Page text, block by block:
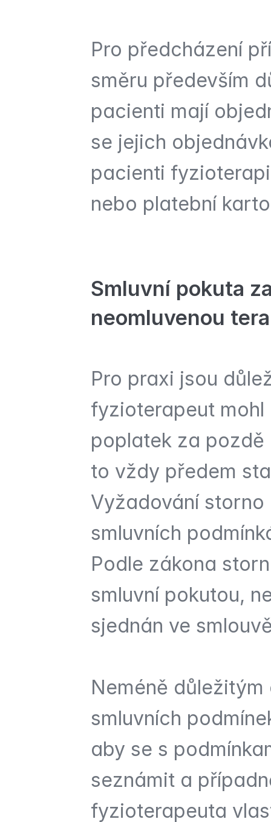
Pro předcházení
směru především
pacienti mají
se jejich
pacienti
nebo platební
Smluvní pokuta
neomluvenou
Pro praxi jsou
fyzioterapeut
poplatek za pozdě
to vždy předem
Vyžadování
smluvních
Podle zákona
smluvní pokutou,
sjednán ve
Neméně
smluvních
aby se s
seznámit a
fyzioterapeuta